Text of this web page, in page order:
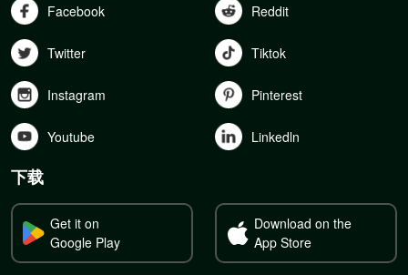
Facebook Reddit
Twitter Tiktok
Instagram Pinterest
Youtube Linkedln
下载
Get it on
Google Play
Download on the
App Store